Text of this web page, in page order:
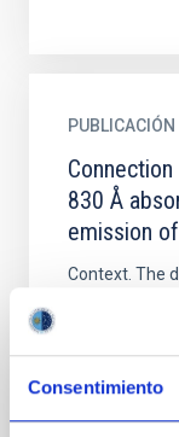
Consentimiento
PUBLICACIÓN
830 Å
emission
Context. The